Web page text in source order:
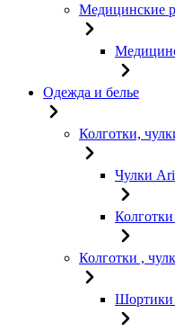
Медицинские
Одежда и белье
Колготки,
Чулки
Колготки ,
Шортики